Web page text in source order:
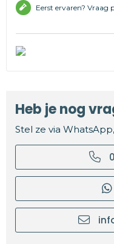
Eerst ervaren? Vraag
Heb je nog
Stel ze via